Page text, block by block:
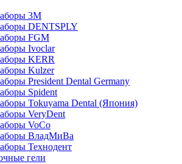
3М
DENTSPLY
FGM
Ivoclar
KERR
Kulzer
President Dental Germany
Spident
Tokuyama Dental (Япония)
VeryDent
VoCo
ВладМиВа
Технодент
гели